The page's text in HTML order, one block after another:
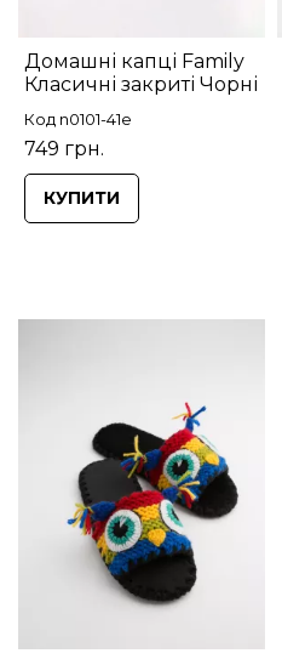
Домашні капці Family
Класичні закриті Чорні
Код n0101-41e
749 грн.
КУПИТИ